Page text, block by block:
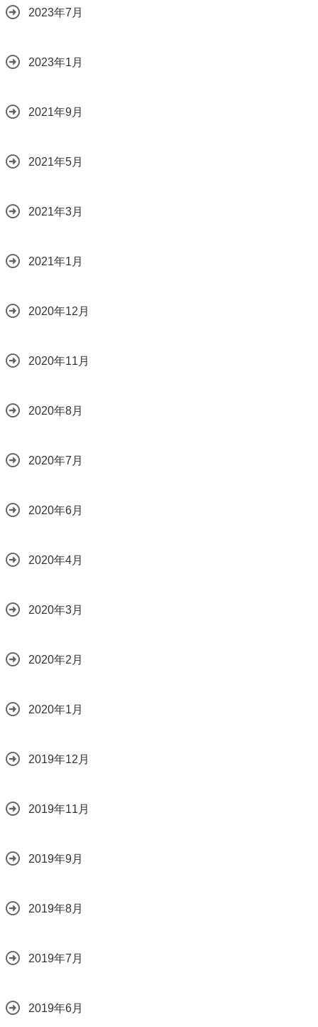
2023年7月
2023年1月
2021年9月
2021年5月
2021年3月
2021年1月
2020年12月
2020年11月
2020年8月
2020年7月
2020年6月
2020年4月
2020年3月
2020年2月
2020年1月
2019年12月
2019年11月
2019年9月
2019年8月
2019年7月
2019年6月